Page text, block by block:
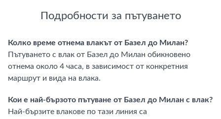
Подробности за пътуването
Колко време отнема влакът от Базел до Милан?
Пътуването с влак от Базел до Милан обикновено
отнема около 4 часа, в зависимост от конкретния
маршрут и вида на влака.
Кои е най-бързото пътуване от Базел до Милан с влак?
Най-бързите влакове по тази линия са